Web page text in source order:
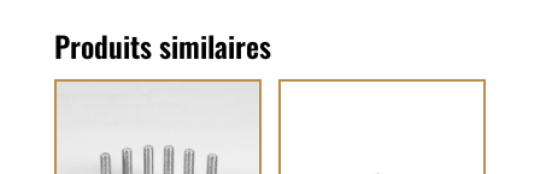
Produits similaires